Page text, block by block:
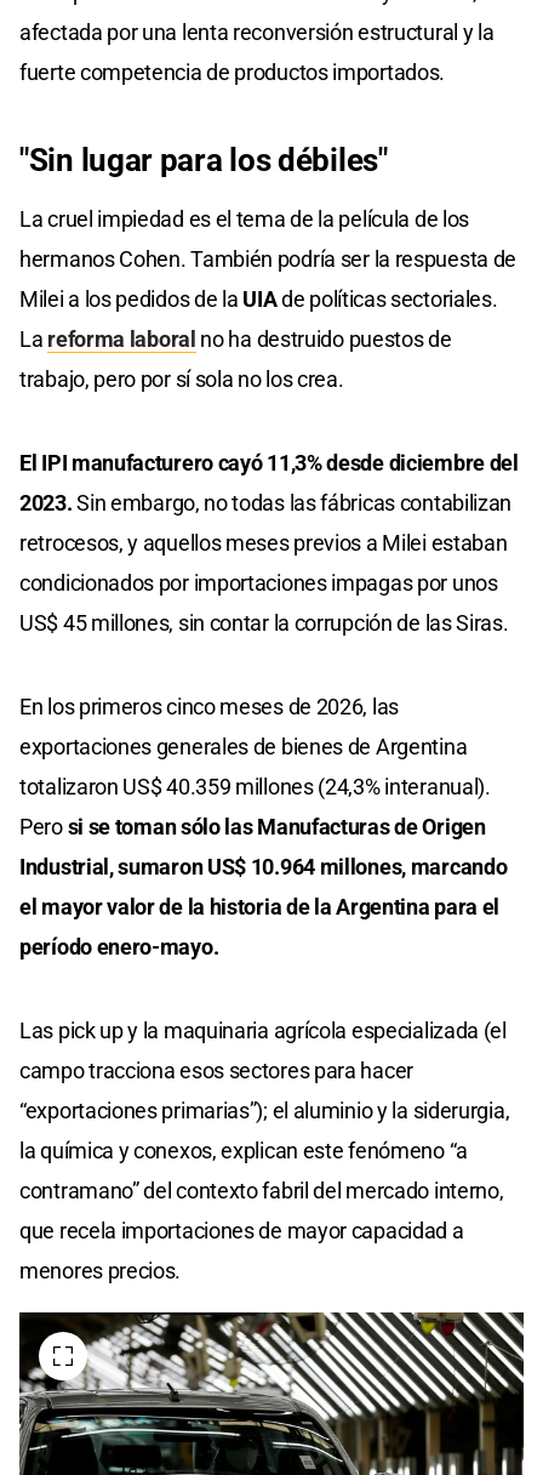
afectada por una lenta reconversión estructural y la
fuerte competencia de productos importados.
"Sin lugar para los débiles"
La cruel impiedad es el tema de la película de los
hermanos Cohen. También podría ser la respuesta de
Milei a los pedidos de la UIAde políticas sectoriales.
La reforma laboral no ha destruido puestos de
trabajo, pero por sí sola no los crea.
El IPI manufacturero cayó 11,3% desde diciembre del
2023.Sin embargo, no todas las fábricas contabilizan
retrocesos, y aquellos meses previos a Milei estaban
condicionados por importaciones impagas por unos
US$ 45 millones, sin contar la corrupción de las Siras.
En los primeros cinco meses de 2026, las
exportaciones generales de bienes de Argentina
totalizaron US$ 40.359 millones (24,3% interanual).
Perosi se toman sólo las Manufacturas de Origen
Industrial, sumaron US$ 10.964 millones, marcando
el mayor valor de la historia de la Argentina para el
período enero-mayo.
Las pick up y la maquinaria agrícola especializada (el
campo tracciona esos sectores para hacer
“exportaciones primarias”); el aluminio y la siderurgia,
la química y conexos, explican este fenómeno “a
contramano” del contexto fabril del mercado interno,
que recela importaciones de mayor capacidad a
menores precios.